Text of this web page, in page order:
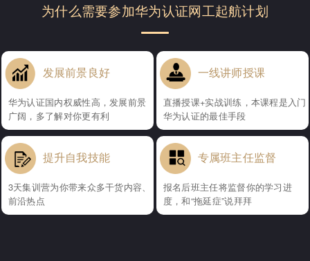
为什么需要参加华为认证网工起航计划
发展前景良好
华为认证国内权威性高，发展前景
广阔，多了解对你更有利
一线讲师授课
直播授课+实战训练，本课程是入门
华为认证的最佳手段
提升自我技能
3天集训营为你带来众多干货内容、
前沿热点
专属班主任监督
报名后班主任将监督你的学习进
度，和“拖延症”说拜拜